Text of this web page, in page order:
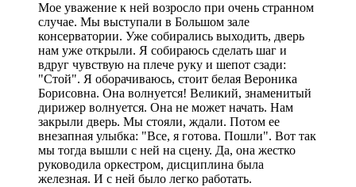
Мое уважение к ней возросло при очень странном
случае. Мы выступали в Большом зале
консерватории. Уже собирались выходить, дверь
нам уже открыли. Я собираюсь сделать шаг и
вдруг чувствую на плече руку и шепот сзади:
"Стой". Я оборачиваюсь, стоит белая Вероника
Борисовна. Она волнуется! Великий, знаменитый
дирижер волнуется. Она не может начать. Нам
закрыли дверь. Мы стояли, ждали. Потом ее
внезапная улыбка: "Все, я готова. Пошли". Вот так
мы тогда вышли с ней на сцену. Да, она жестко
руководила оркестром, дисциплина была
железная. И с ней было легко работать.